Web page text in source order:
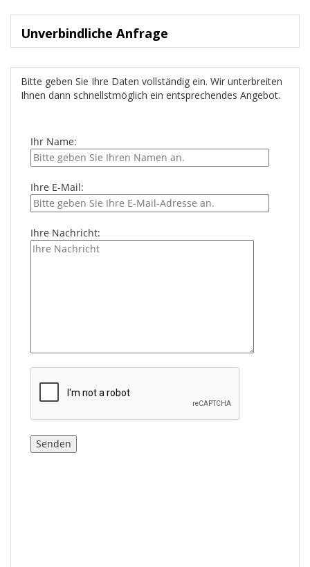
Unverbindliche Anfrage
Bitte geben Sie Ihre Daten vollständig ein. Wir unterbreiten
Ihnen dann schnellstmöglich ein entsprechendes Angebot.